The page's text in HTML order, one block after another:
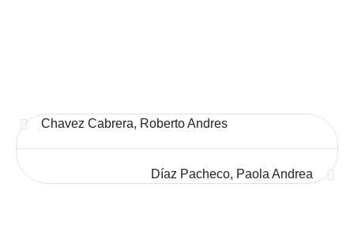
Chavez Cabrera, Roberto Andres
Díaz Pacheco, Paola Andrea